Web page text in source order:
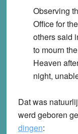
Observing
Office for
others said
to mourn
Heaven
night,
Dat was
werd geboren
dingen: